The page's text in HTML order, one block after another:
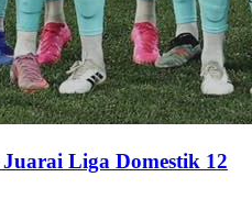
Liga Domestik 12